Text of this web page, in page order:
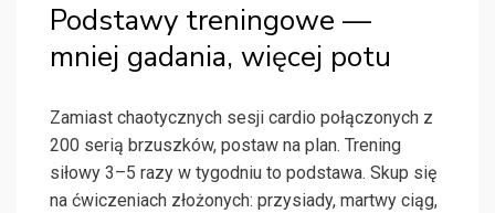
Podstawy treningowe —
mniej gadania, więcej potu
Zamiast chaotycznych sesji cardio połączonych z
200 serią brzuszków, postaw na plan. Trening
siłowy 3–5 razy w tygodniu to podstawa. Skup się
na ćwiczeniach złożonych: przysiady, martwy ciąg,